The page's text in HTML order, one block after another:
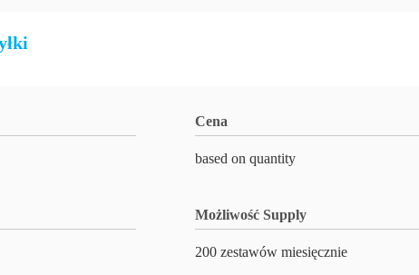
Cena
based on quantity
Możliwość Supply
200 zestawów miesięcznie